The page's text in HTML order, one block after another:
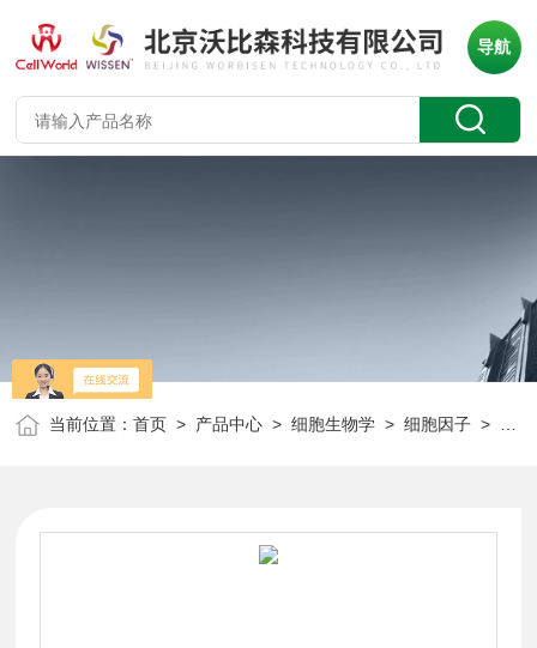
导航
当前位置：首页 > 产品中心 >细胞生物学 >细胞因子 > Wissen 重组人白血病抑制因子 (GMP级) LIF CT-623C 10ug